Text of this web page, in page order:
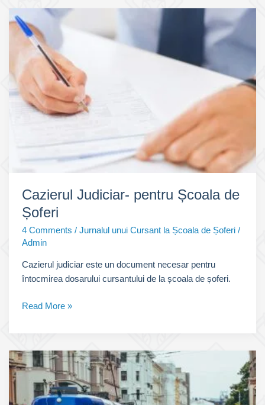
Teoretica)
Cazierul Judiciar- pentru Școala de
Șoferi
4 Comments /Jurnalul unui Cursant la Școala de Șoferi /
Admin
Cazierul judiciar este un document necesar pentru
întocmirea dosarului cursantului de la școala de șoferi.
Cazierul
pentru
de
Read More »